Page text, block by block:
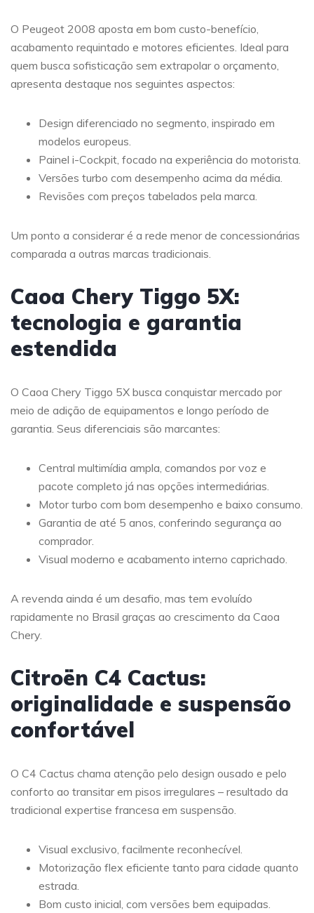
O Peugeot 2008 aposta em bom custo-benefício,
acabamento requintado e motores eficientes. Ideal para
quem busca sofisticação sem extrapolar o orçamento,
apresenta destaque nos seguintes aspectos:
Design diferenciado no segmento, inspirado em
modelos europeus.
Painel i-Cockpit, focado na experiência do motorista.
Versões turbo com desempenho acima da média.
Revisões com preços tabelados pela marca.
Um ponto a considerar é a rede menor de concessionárias
comparada a outras marcas tradicionais.
Caoa Chery Tiggo 5X:
tecnologia e garantia
estendida
O Caoa Chery Tiggo 5X busca conquistar mercado por
meio de adição de equipamentos e longo período de
garantia. Seus diferenciais são marcantes:
Central multimídia ampla, comandos por voz e
pacote completo já nas opções intermediárias.
Motor turbo com bom desempenho e baixo consumo.
Garantia de até 5 anos, conferindo segurança ao
comprador.
Visual moderno e acabamento interno caprichado.
A revenda ainda é um desafio, mas tem evoluído
rapidamente no Brasil graças ao crescimento da Caoa
Chery.
Citroën C4 Cactus:
originalidade e suspensão
confortável
O C4 Cactus chama atenção pelo design ousado e pelo
conforto ao transitar em pisos irregulares – resultado da
tradicional expertise francesa em suspensão.
Visual exclusivo, facilmente reconhecível.
Motorização flex eficiente tanto para cidade quanto
estrada.
Bom custo inicial, com versões bem equipadas.